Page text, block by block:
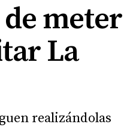
meter
La
realizándolas